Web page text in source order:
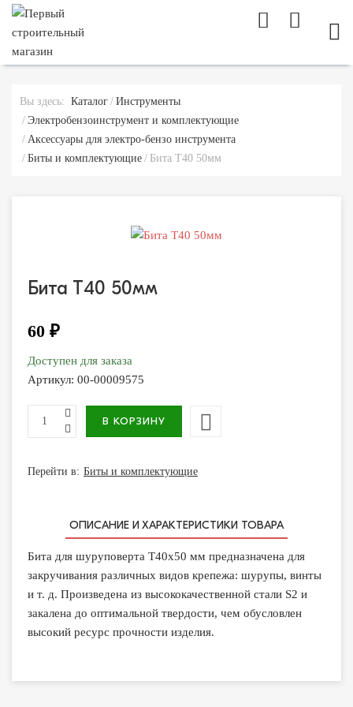
Вы здесь: Каталог
Инструменты
Электробензоинструмент и комплектующие
Аксессуары для электро-бензо инструмента
Биты и комплектующие
Бита Т40 50мм
Бита Т40 50мм
60 ₽
Доступен для заказа
Артикул: 00-00009575
Перейти в: Биты и комплектующие
ОПИСАНИЕ И ХАРАКТЕРИСТИКИ ТОВАРА
Бита для шуруповерта T40х50 мм предназначена для
закручивания различных видов крепежа: шурупы, винты
и т. д. Произведена из высококачественной стали S2 и
закалена до оптимальной твердости, чем обусловлен
высокий ресурс прочности изделия.